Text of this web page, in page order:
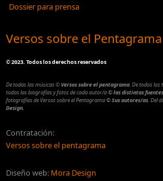
Dossier para prensa
Versos sobre el Pentagrama
©2023. Todos los derechos reservados
De todas las músicas© Versos sobre el pentagrama. De todos los
todos las biografías y fotos de cada autor/a© las distintas
fotografías de Versos sobre el Pentagrama© Sus autores/as. Del
Design.
Contratación:
Versos sobre el pentagrama
Diseño web: Mora Design